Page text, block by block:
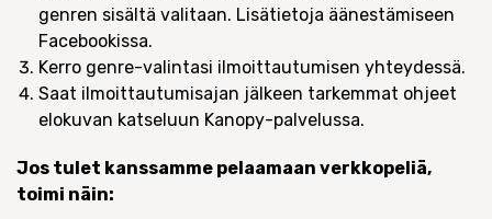
genren sisältä valitaan. Lisätietoja äänestämiseen
Facebookissa.
Kerro genre-valintasi ilmoittautumisen yhteydessä.
Saat ilmoittautumisajan jälkeen tarkemmat ohjeet
elokuvan katseluun Kanopy-palvelussa.
Jos tulet kanssamme pelaamaan verkkopeliä,
toimi näin: